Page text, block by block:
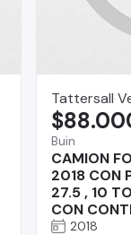
Tattersall
Buin
CAMION
2018 CON
27.5 , 10
CON
2018